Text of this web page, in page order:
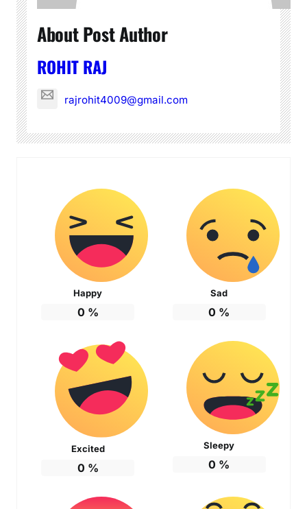
About Post Author
ROHIT RAJ
rajrohit4009@gmail.com
Happy
0 %
Sad
0 %
Excited
0 %
Sleepy
0 %